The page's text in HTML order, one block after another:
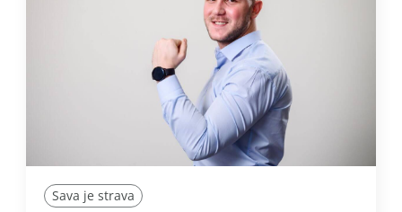
Sava je strava